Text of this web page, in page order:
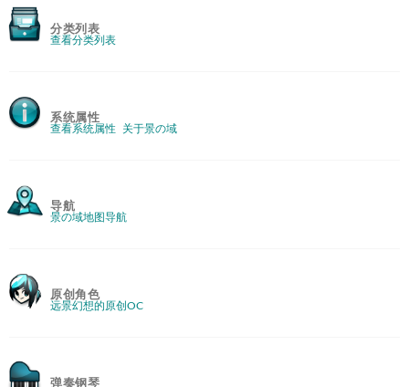
分类列表
查看分类列表
系统属性
查看系统属性 关于景の域
导航
景の域地图导航
原创角色
远景幻想的原创OC
弹奏钢琴